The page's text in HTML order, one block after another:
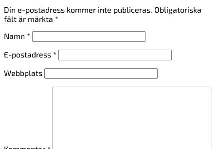
Din e-postadress kommer inte publiceras. Obligatoriska
fält är märkta *
Namn *
E-postadress *
Webbplats